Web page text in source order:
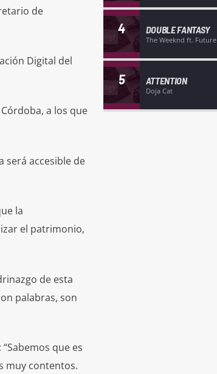
de
Digital del
a los que
será accesible de
la
el patrimonio,
de esta
palabras, son
que es
muy contentos.
4 DOUBLE FANTASY
The Weeknd ft. Future
5 ATTENTION
Doja Cat